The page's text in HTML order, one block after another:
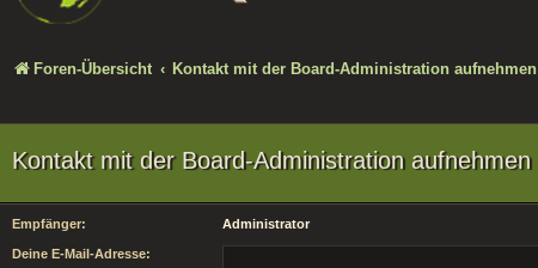
Foren-Übersicht Kontakt mit der Board-Administration aufnehmen
Kontakt mit der Board-Administration aufnehmen
Empfänger: Administrator
Deine E-Mail-Adresse: